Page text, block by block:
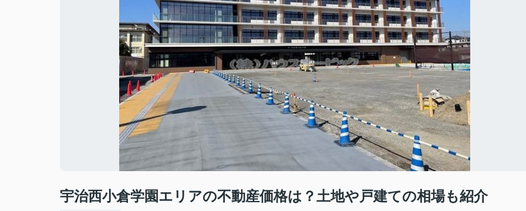
宇治西小倉学園エリアの不動産価格は？土地や戸建ての相場も紹介